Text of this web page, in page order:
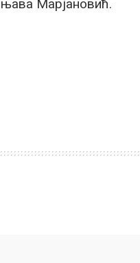
Марјановић.